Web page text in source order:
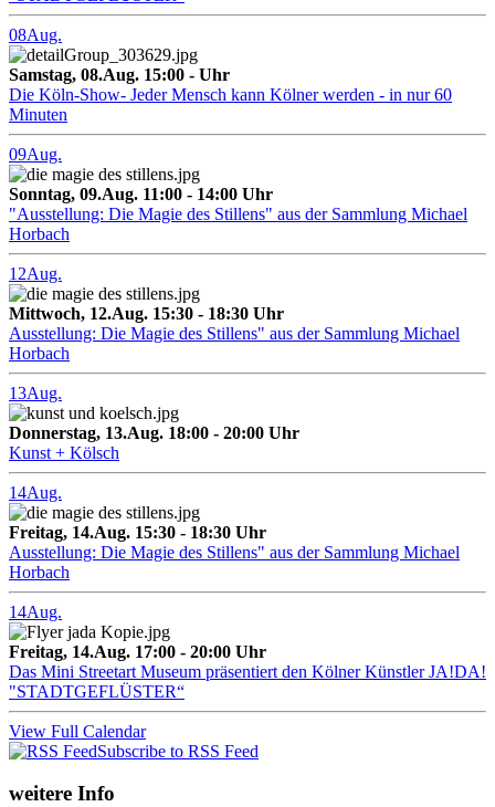
08Aug.
Samstag, 08.Aug. 15:00 - Uhr
Die Köln-Show- Jeder Mensch kann Kölner werden - in nur 60
Minuten
09Aug.
Sonntag, 09.Aug. 11:00 - 14:00 Uhr
"Ausstellung: Die Magie des Stillens" aus der Sammlung Michael
Horbach
12Aug.
Mittwoch, 12.Aug. 15:30 - 18:30 Uhr
Ausstellung: Die Magie des Stillens" aus der Sammlung Michael
Horbach
13Aug.
Donnerstag, 13.Aug. 18:00 - 20:00 Uhr
Kunst + Kölsch
14Aug.
Freitag, 14.Aug. 15:30 - 18:30 Uhr
Ausstellung: Die Magie des Stillens" aus der Sammlung Michael
Horbach
14Aug.
Freitag, 14.Aug. 17:00 - 20:00 Uhr
Das Mini Streetart Museum präsentiert den Kölner Künstler JA!DA!
"STADTGEFLÜSTER“
View Full Calendar
Subscribe to RSS Feed
weitere Info